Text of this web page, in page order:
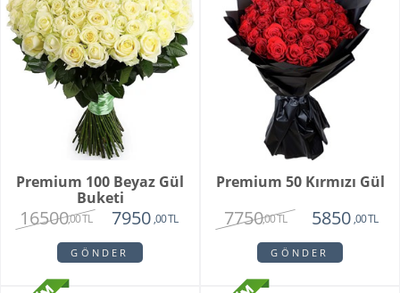
Premium 100 Beyaz Gül
Buketi
16500,00 TL 7950 ,00 TL
GÖNDER
Premium 50 Kırmızı Gül
7750,00 TL 5850 ,00 TL
GÖNDER